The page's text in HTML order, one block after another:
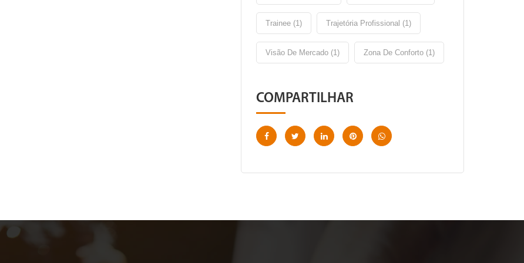
Trainee (1) Trajetória Profissional (1)
Visão De Mercado (1) Zona De Conforto (1)
COMPARTILHAR